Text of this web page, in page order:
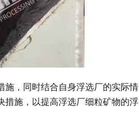
施，同时结合自身浮选厂的实际情
措施，以提高浮选厂细粒矿物的浮